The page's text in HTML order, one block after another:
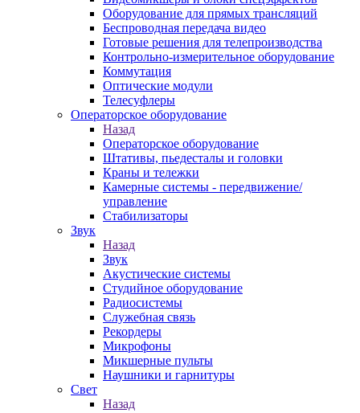
Оборудование для прямых трансляций
Беспроводная передача видео
Готовые решения для телепроизводства
Контрольно-измерительное оборудование
Коммутация
Оптические модули
Телесуфлеры
Операторское оборудование
Назад
Операторское оборудование
Штативы, пьедесталы и головки
Краны и тележки
Камерные системы - передвижение/
управление
Стабилизаторы
Звук
Назад
Звук
Акустические системы
Студийное оборудование
Радиосистемы
Служебная связь
Рекордеры
Микрофоны
Микшерные пульты
Наушники и гарнитуры
Свет
Назад